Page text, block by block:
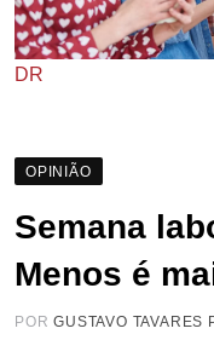
DR
OPINIÃO
Semana
Menos é
PORGUSTAVO TAVARES